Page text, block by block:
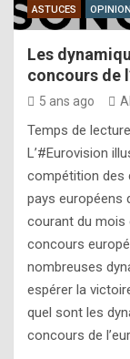
ASTUCES
Les
concours de
5 ans ago
Temps de
L’#Eurovision
compétition des
pays européens
courant du mois
concours
nombreuses
espérer la
quel sont les
concours de